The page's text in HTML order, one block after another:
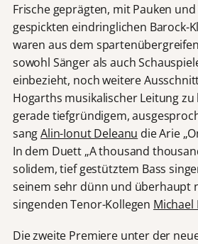
Frische geprägten, mit Pauken
gespickten eindringlichen Barock-
waren aus dem
sowohl Sänger als auch
einbezieht, noch weitere
Hogarths musikalischer Leitung
gerade tiefgründigem,
sangAlin-Ionut Deleanu die Arie
In dem Duett „A thousand
solidem, tief gestütztem Bass
seinem sehr dünn und überhaupt
singenden Tenor-Kollegen Michael
Die zweite Premiere unter der